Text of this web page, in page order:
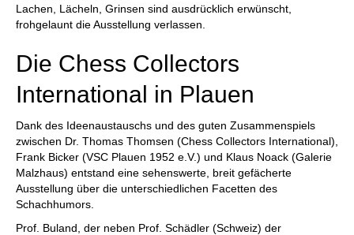
Lachen, Lächeln, Grinsen sind ausdrücklich erwünscht,
frohgelaunt die Ausstellung verlassen.
Die Chess Collectors
International in Plauen
Dank des Ideenaustauschs und des guten Zusammenspiels
zwischen Dr. Thomas Thomsen (Chess Collectors International),
Frank Bicker (VSC Plauen 1952 e.V.) und Klaus Noack (Galerie
Malzhaus) entstand eine sehenswerte, breit gefächerte
Ausstellung über die unterschiedlichen Facetten des
Schachhumors.
Prof. Buland, der neben Prof. Schädler (Schweiz) der